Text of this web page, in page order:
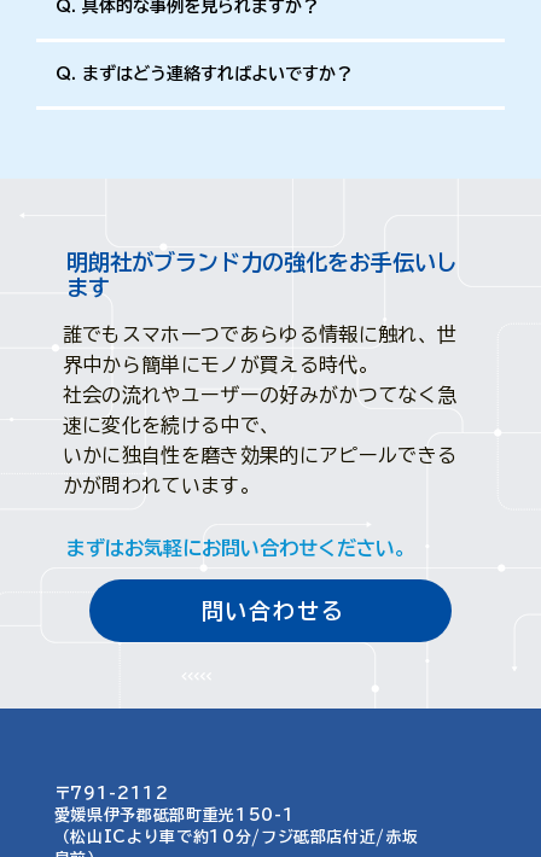
Q. 具体的な事例を見られますか？
Q. まずはどう連絡すればよいですか？
明朗社がブランド力の強化をお手伝いし
ます
誰でもスマホ一つであらゆる情報に触れ、世
界中から簡単にモノが買える時代。
社会の流れやユーザーの好みがかつてなく急
速に変化を続ける中で、
いかに独自性を磨き効果的にアピールできる
かが問われています。
まずはお気軽にお問い合わせください。
問い合わせる
〒791-2112
愛媛県伊予郡砥部町重光150-1​​
（松山ICより車で約10分/フジ砥部店付近/赤坂